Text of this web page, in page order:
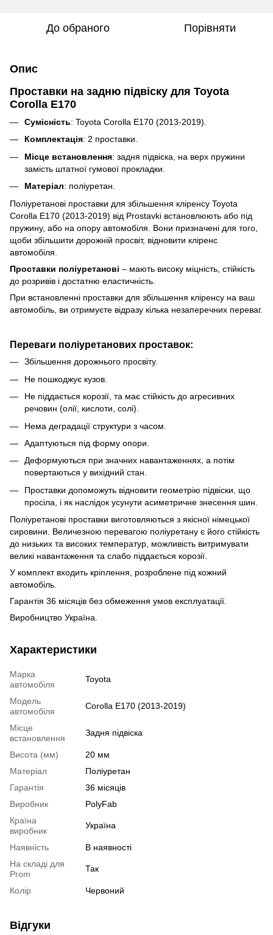
До обраного Порівняти
Опис
Проставки на задню підвіску для Toyota
Corolla E170
Сумісність: Toyota Corolla E170 (2013-2019).
Комплектація: 2 проставки.
Місце встановлення: задня підвіска, на верх пружини
замість штатної гумової прокладки.
Матеріал: поліуретан.
Поліуретанові проставки для збільшення кліренсу Toyota
Corolla E170 (2013-2019) від Prostavki встановлюють або під
пружину, або на опору автомобіля.
Вони призначені для того,
щоби збільшити дорожній просвіт, відновити кліренс
автомобіля.
Проставки поліуретанові – мають високу міцність, стійкість
до розривів і достатню еластичність.
При встановленні проставки для збільшення кліренсу на ваш
автомобіль, ви отримуєте відразу кілька незаперечних переваг.
Переваги поліуретанових проставок:
Збільшення дорожнього просвіту.
Не пошкоджує кузов.
Не піддається корозії, та має стійкість до агресивних
речовин (олії, кислоти, солі).
Нема деградації структури з часом.
Адаптуються під форму опори.
Деформуються при значних навантаженнях, а потім
повертаються у вихідний стан.
Проставки допоможуть відновити геометрію підвіски, що
просіла, і як наслідок усунути асиметричне знесення шин.
Поліуретанові проставки виготовляються з якісної німецької
сировини.
Величезною перевагою поліуретану є його стійкість
до низьких та високих температур, можливість витримувати
великі навантаження та слабо піддається корозії.
У комплект входить кріплення, розроблене під кожний
автомобіль.
Гарантія 36 місяців без обмеження умов експлуатації.
Виробництво Україна.
Характеристики
Марка
автомобіля
Toyota
Модель
автомобіля
Corolla E170 (2013-2019)
Місце
встановлення
Задня підвіска
Висота (мм)
20 мм
Матеріал
Поліуретан
Гарантія
36 місяців
Виробник
PolyFab
Країна
виробник
Україна
Наявність
В наявності
На складі для
Prom
Так
Колір Червоний
Відгуки